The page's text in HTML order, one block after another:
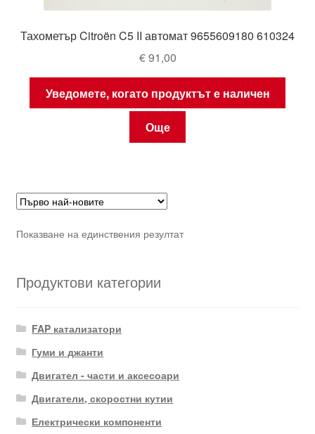
Тахометър Citroën C5 II автомат 9655609180 610324
€91,00
Уведомете, когато продуктът е наличен
Още
Показване на единствения резултат
Продуктови категории
FAP катализатори
Гуми и джанти
Двигател - части и аксесоари
Двигатели, скоростни кутии
Електрически компоненти